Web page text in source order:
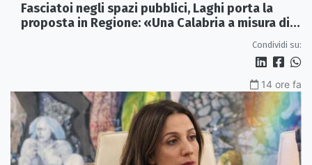
Fasciatoi negli spazi pubblici, Laghi porta la
proposta in Regione: «Una Calabria a misura di
Condividi su:
14 ore fa